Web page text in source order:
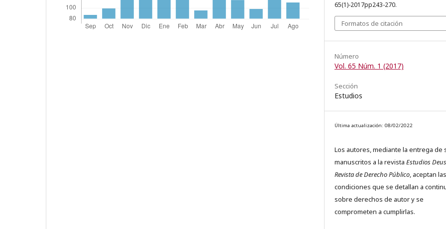
65(1)-2017pp243-270.
Formatos de citación
Número
Vol. 65 Núm. 1 (2017)
Sección
Estudios
Última actualización: 08/02/2022
Los autores, mediante la entrega de
manuscritos a la revista Estudios
Revista de Derecho Público, aceptan las
condiciones que se detallan a
sobre derechos de autor y se
comprometen a cumplirlas.